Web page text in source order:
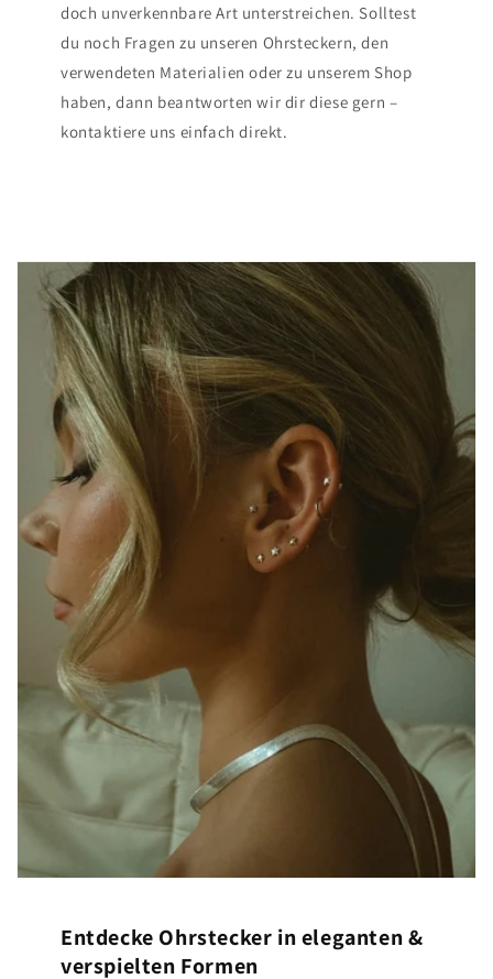
doch unverkennbare Art unterstreichen. Solltest
du noch Fragen zu unseren Ohrsteckern, den
verwendeten Materialien oder zu unserem Shop
haben, dann beantworten wir dir diese gern –
kontaktiere uns einfach direkt.
Entdecke Ohrstecker in eleganten &
verspielten Formen